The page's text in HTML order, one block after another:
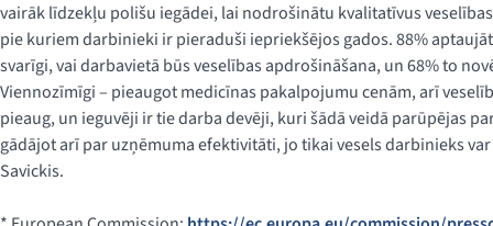
vairāk līdzekļu polišu iegādei, lai nodrošinātu kvalitatīvus
pie kuriem darbinieki ir pieraduši iepriekšējos gados. 88%
svarīgi, vai darbavietā būs veselības apdrošināšana, un 68% to
Viennozīmīgi – pieaugot medicīnas pakalpojumu cenām, arī
pieaug, un ieguvēji ir tie darba devēji, kuri šādā veidā parūpējas
gādājot arī par uzņēmuma efektivitāti, jo tikai vesels darbinieks
Savickis.